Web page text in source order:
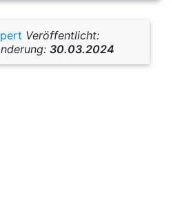
Veröffentlicht:
30.03.2024